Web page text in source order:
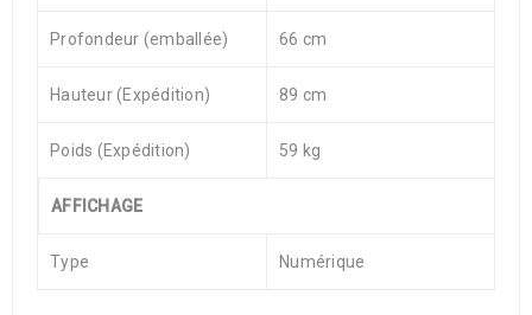
Profondeur (emballée) 66 cm
Hauteur (Expédition) 89 cm
Poids (Expédition) 59 kg
AFFICHAGE
Type Numérique